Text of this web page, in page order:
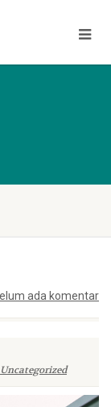
ada komentar
Uncategorized